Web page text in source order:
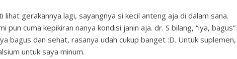
gerakannya lagi, sayangnya si kecil anteng aja di dalam sana.
pun cuma kepikiran nanya kondisi janin aja. dr. S bilang, “iya, bagus”.
bagus dan sehat, rasanya udah cukup banget :D. Untuk suplemen,
untuk saya minum.